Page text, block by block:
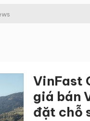
VinFast
giá bán
đặt chỗ